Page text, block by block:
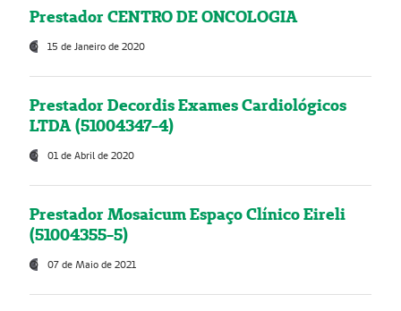
Prestador CENTRO DE ONCOLOGIA
15 de Janeiro de 2020
Prestador Decordis Exames Cardiológicos
LTDA (51004347-4)
01 de Abril de 2020
Prestador Mosaicum Espaço Clínico Eireli
(51004355-5)
07 de Maio de 2021